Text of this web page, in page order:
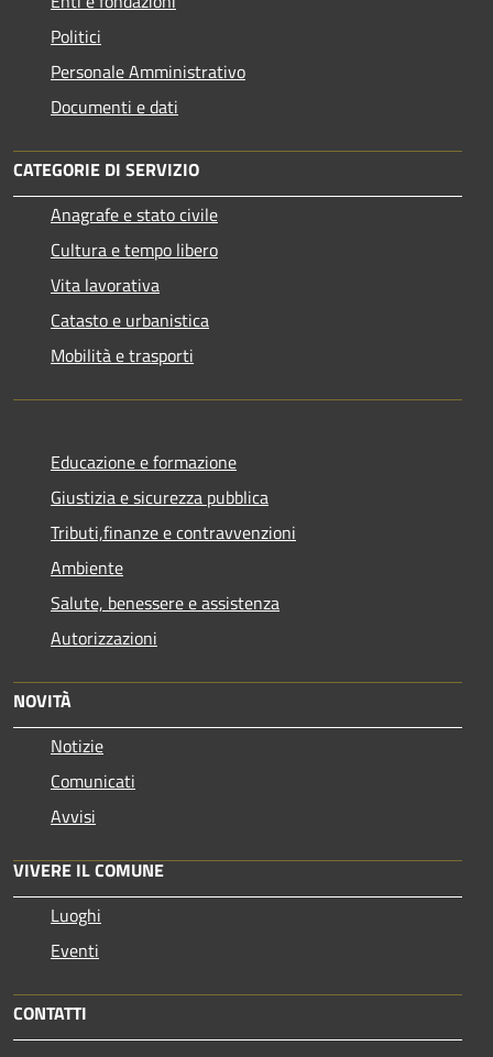
Politici
Personale Amministrativo
Documenti e dati
CATEGORIE DI SERVIZIO
Anagrafe e stato civile
Cultura e tempo libero
Vita lavorativa
Catasto e urbanistica
Mobilità e trasporti
Educazione e formazione
Giustizia e sicurezza pubblica
Tributi,finanze e contravvenzioni
Ambiente
Salute, benessere e assistenza
Autorizzazioni
NOVITÀ
Notizie
Comunicati
Avvisi
VIVERE IL COMUNE
Luoghi
Eventi
CONTATTI